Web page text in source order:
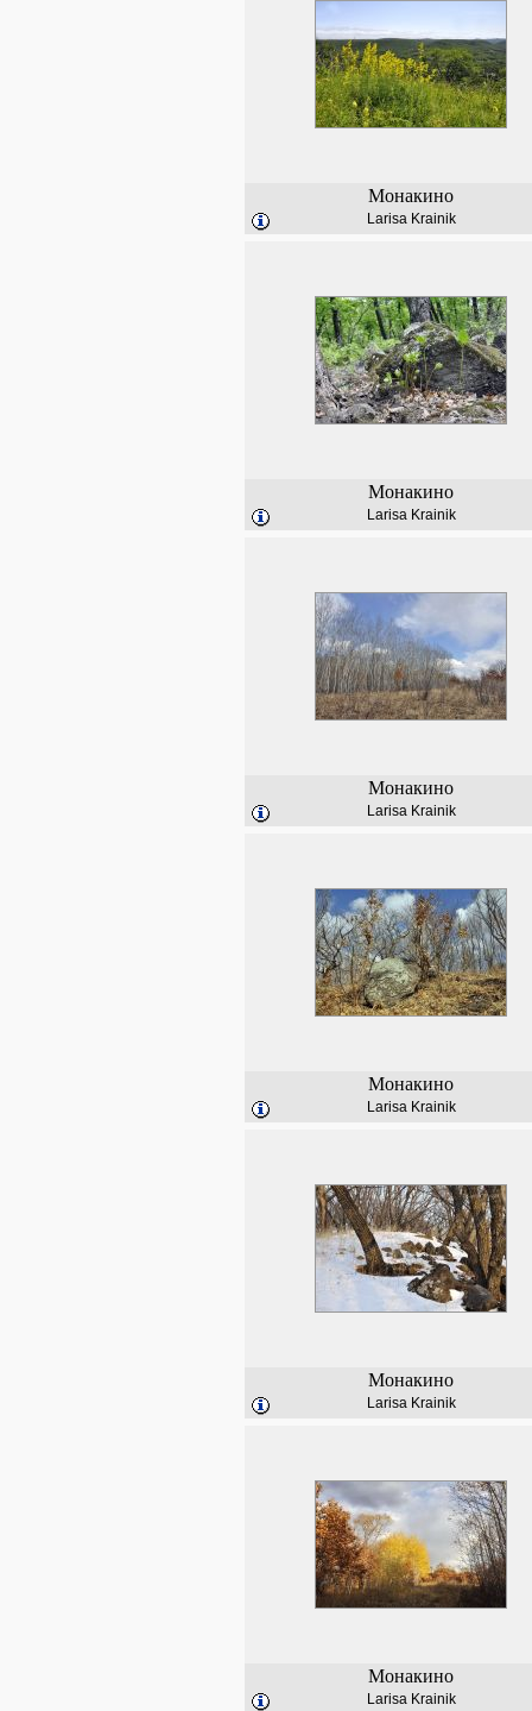
Монакино
Larisa Krainik
Монакино
Larisa Krainik
Монакино
Larisa Krainik
Монакино
Larisa Krainik
Монакино
Larisa Krainik
Монакино
Larisa Krainik